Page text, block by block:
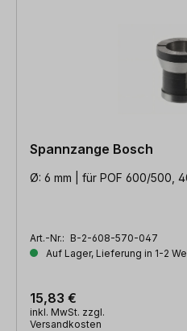
Spannzange Bosch
Ø: 6 mm | für POF 600/500,
Art.-Nr.: B-2-608-570-047
Auf Lager, Lieferung in 1-2
15,83 €
inkl. MwSt. zzgl.
Versandkosten